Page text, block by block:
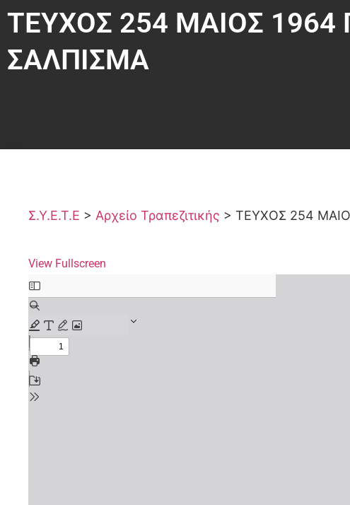
ΤΕΥΧΟΣ 254 ΜΑΙΟΣ
ΣΑΛΠΙΣΜΑ
Σ.Υ.Ε.Τ.Ε > Αρχείο Τραπεζιτικής > ΤΕΥΧΟΣ 254
View Fullscreen